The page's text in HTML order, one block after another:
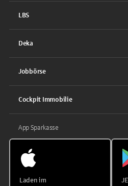
LBS
Deka
Jobbörse
Cockpit Immobilie
App Sparkasse
Laden im